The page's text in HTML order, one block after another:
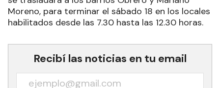
Moreno, para terminar el sábado 18 en los locales
habilitados desde las 7.30 hasta las 12.30 horas.
Recibí las noticias en tu email